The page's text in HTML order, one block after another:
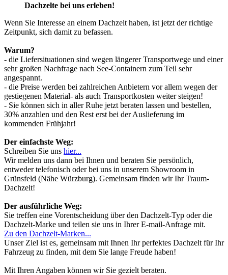
Dachzelte bei uns erleben!
Wenn Sie Interesse an einem Dachzelt haben, ist jetzt der richtige
Zeitpunkt, sich damit zu befassen.
Warum?
- die Liefersituationen sind wegen längerer Transportwege und einer
sehr großen Nachfrage nach See-Containern zum Teil sehr
angespannt.
- die Preise werden bei zahlreichen Anbietern vor allem wegen der
gestiegenen Material- als auch Transportkosten weiter steigen!
- Sie können sich in aller Ruhe jetzt beraten lassen und bestellen,
30% anzahlen und den Rest erst bei der Auslieferung im
kommenden Frühjahr!
Der einfachste Weg:
Schreiben Sie uns hier...
Wir melden uns dann bei Ihnen und beraten Sie persönlich,
entweder telefonisch oder bei uns in unserem Showroom in
Grünsfeld (Nähe Würzburg). Gemeinsam finden wir Ihr Traum-
Dachzelt!
Der ausführliche Weg:
Sie treffen eine Vorentscheidung über den Dachzelt-Typ oder die
Dachzelt-Marke und teilen sie uns in Ihrer E-mail-Anfrage mit.
Zu den Dachzelt-Marken...
Unser Ziel ist es, gemeinsam mit Ihnen Ihr perfektes Dachzelt für Ihr
Fahrzeug zu finden, mit dem Sie lange Freude haben!
Mit Ihren Angaben können wir Sie gezielt beraten.